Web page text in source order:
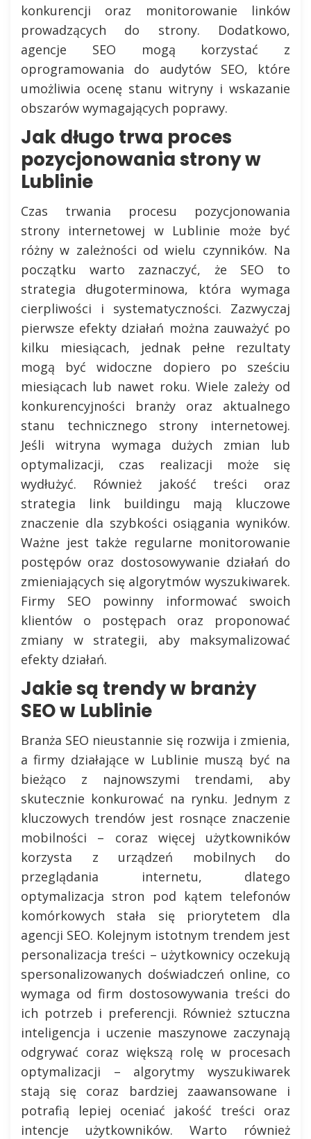
konkurencji oraz monitorowanie linków
prowadzących do strony. Dodatkowo,
agencje SEO mogą korzystać z
oprogramowania do audytów SEO, które
umożliwia ocenę stanu witryny i wskazanie
obszarów wymagających poprawy.
Jak długo trwa proces
pozycjonowania strony w
Lublinie
Czas trwania procesu pozycjonowania
strony internetowej w Lublinie może być
różny w zależności od wielu czynników. Na
początku warto zaznaczyć, że SEO to
strategia długoterminowa, która wymaga
cierpliwości i systematyczności. Zazwyczaj
pierwsze efekty działań można zauważyć po
kilku miesiącach, jednak pełne rezultaty
mogą być widoczne dopiero po sześciu
miesiącach lub nawet roku. Wiele zależy od
konkurencyjności branży oraz aktualnego
stanu technicznego strony internetowej.
Jeśli witryna wymaga dużych zmian lub
optymalizacji, czas realizacji może się
wydłużyć. Również jakość treści oraz
strategia link buildingu mają kluczowe
znaczenie dla szybkości osiągania wyników.
Ważne jest także regularne monitorowanie
postępów oraz dostosowywanie działań do
zmieniających się algorytmów wyszukiwarek.
Firmy SEO powinny informować swoich
klientów o postępach oraz proponować
zmiany w strategii, aby maksymalizować
efekty działań.
Jakie są trendy w branży
SEO w Lublinie
Branża SEO nieustannie się rozwija i zmienia,
a firmy działające w Lublinie muszą być na
bieżąco z najnowszymi trendami, aby
skutecznie konkurować na rynku. Jednym z
kluczowych trendów jest rosnące znaczenie
mobilności – coraz więcej użytkowników
korzysta z urządzeń mobilnych do
przeglądania internetu, dlatego
optymalizacja stron pod kątem telefonów
komórkowych stała się priorytetem dla
agencji SEO. Kolejnym istotnym trendem jest
personalizacja treści – użytkownicy oczekują
spersonalizowanych doświadczeń online, co
wymaga od firm dostosowywania treści do
ich potrzeb i preferencji. Również sztuczna
inteligencja i uczenie maszynowe zaczynają
odgrywać coraz większą rolę w procesach
optymalizacji – algorytmy wyszukiwarek
stają się coraz bardziej zaawansowane i
potrafią lepiej oceniać jakość treści oraz
intencje użytkowników. Warto również